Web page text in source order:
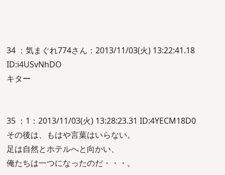
34 ：気まぐれ774さん：2013/11/03(火) 13:22:41.18
ID:i4USvNhDO
キター
35 ：1：2013/11/03(火) 13:28:23.31 ID:4YECM18D0
その後は、もはや言葉はいらない。
足は自然とホテルへと向かい、
俺たちは一つになったのだ・・・。